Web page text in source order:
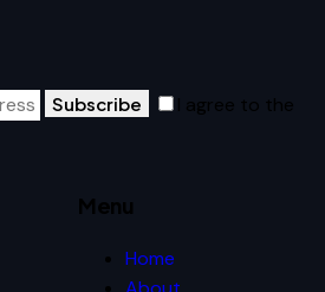
Subscribe
I agree to the
Menu
Home